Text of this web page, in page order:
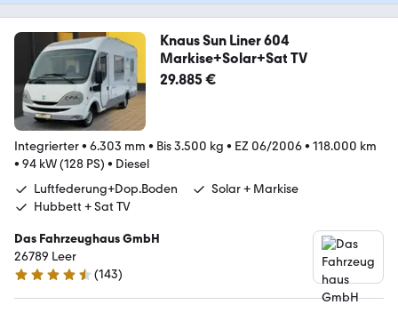
Knaus Sun Liner 604
Markise+Solar+Sat TV
29.885 €
Integrierter• 6.303 mm • Bis 3.500 kg • EZ 06/2006• 118.000 km
• 94 kW (128 PS) • Diesel
Luftfederung+Dop.Boden
Solar + Markise
Hubbett + Sat TV
Das Fahrzeughaus GmbH
26789 Leer
4.5 Sterne
(143)